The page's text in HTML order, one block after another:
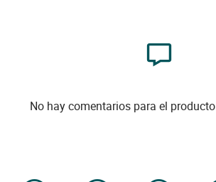
No hay comentarios para el producto